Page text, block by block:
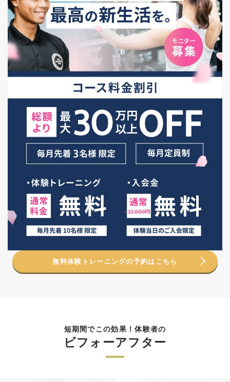
無料体験トレーニングの予約はこちら
短期間でこの効果！体験者の
ビフォーアフター